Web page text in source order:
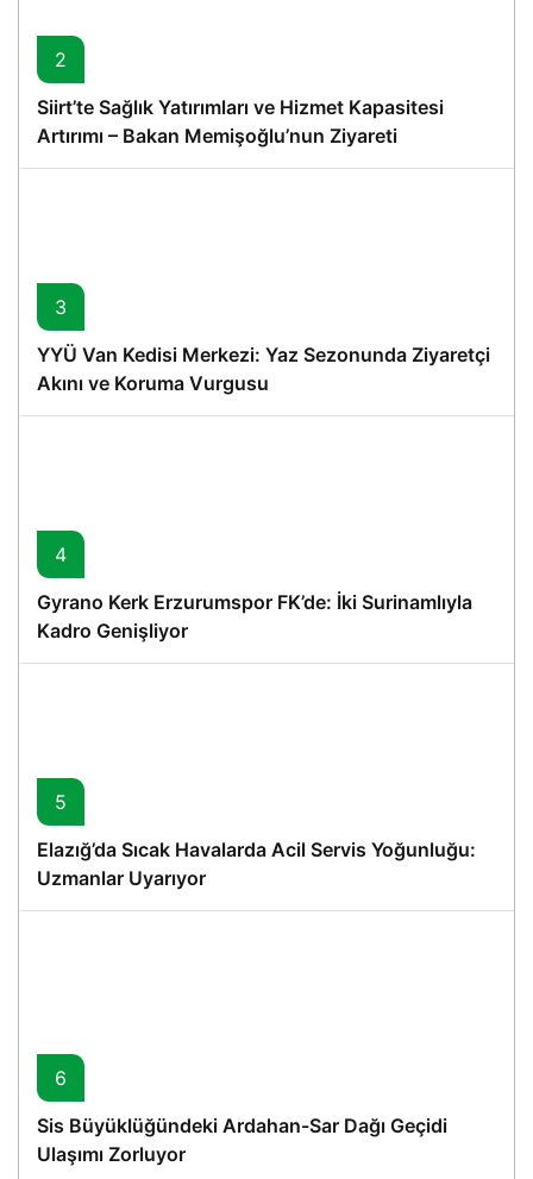
2
Siirt’te Sağlık Yatırımları ve Hizmet Kapasitesi
Artırımı – Bakan Memişoğlu’nun Ziyareti
3
YYÜ Van Kedisi Merkezi: Yaz Sezonunda Ziyaretçi
Akını ve Koruma Vurgusu
4
Gyrano Kerk Erzurumspor FK’de: İki Surinamlıyla
Kadro Genişliyor
5
Elazığ’da Sıcak Havalarda Acil Servis Yoğunluğu:
Uzmanlar Uyarıyor
6
Sis Büyüklüğündeki Ardahan-Sar Dağı Geçidi
Ulaşımı Zorluyor